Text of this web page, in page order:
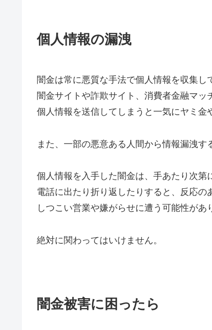
個人情報の漏洩
闇金は常に悪質な手法で個人情報を収集し
闇金サイトや詐欺サイト、消費者金融マッ
個人情報を送信してしまうと一気にヤミ金
また、一部の悪意ある人間から情報漏洩す
個人情報を入手した闇金は、手あたり次第
電話に出たり折り返したりすると、反応の
しつこい営業や嫌がらせに遭う可能性があ
絶対に関わってはいけません。
闇金被害に困ったら